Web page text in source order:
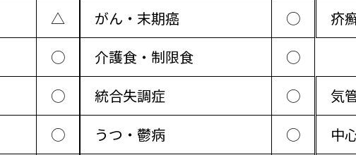
△
◯
◯
◯
がん・末期癌
◯
介護食・制限食
◯
統合失調症
◯
うつ・鬱病
◯
疥
気
中